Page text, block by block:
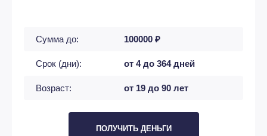
Сумма до: 100000 ₽
Срок (дни): от 4 до 364 дней
Возраст: от 19 до 90 лет
ПОЛУЧИТЬ ДЕНЬГИ